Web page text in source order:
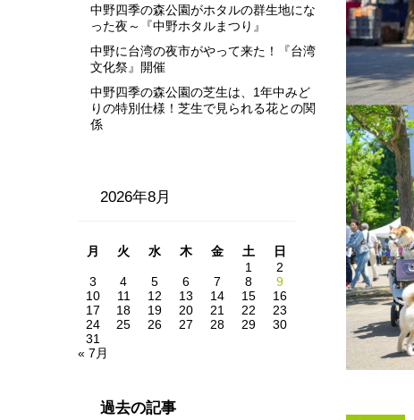
中野四季の森公園がホタルの群生地にな
った夜～『中野ホタルまつり』
中野に台湾の夜市がやって来た！『台湾
文化祭』開催
中野四季の森公園の芝生は、1年中みど
りの特別仕様！芝生で見られる花との関
係
2026年8月
月 火 水 木 金 土
日
1
2
3
4 5 6 7 8
9
10
11 12 13 14 15
16
17
18 19 20 21 22
23
24
25 26 27 28 29
30
31
« 7月
過去の記事